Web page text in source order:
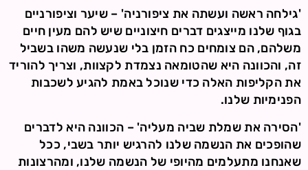
'גילחה ראשה ועשתה את ציפורניה' – שיער וציפורניים
בגוף שלנו מייצגים דברים חיצוניים שיש להם מעין חיים
משלהם, הם צומחים כח הזמן בלי שנעשה משהו בשביל
זה, והכוונה היא שהטומאה נצמדת לקצוות, וצריך להוריד
את הקליפות האלה כדי שנוכל באמת להגיע לשכבות
הפנימיות שלנו.
'הסירה את שמלת שביה מעליה' – הכוונה היא לדברים
שהופכים את הנשמה שלנו להרגיש יותר בשבי, ככל
שאנחנו מתעלמים מהיופי של הנשמה שלנו, ומהרצונות